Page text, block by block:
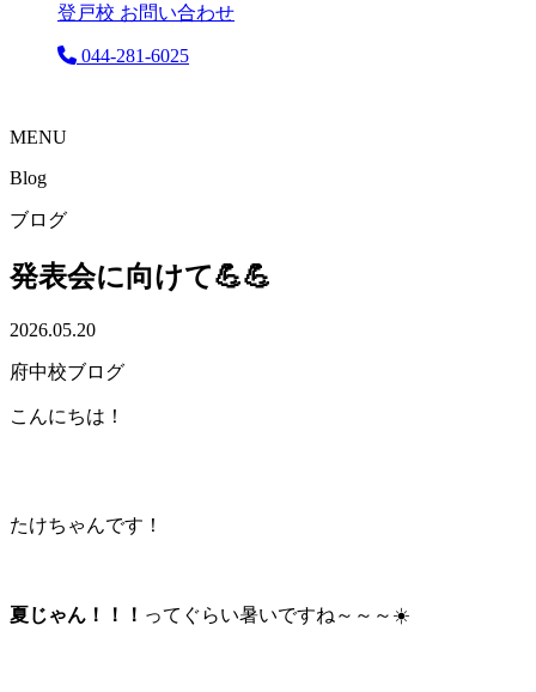
登戸校 お問い合わせ
044-281-6025
MENU
Blog
ブログ
発表会に向けて💪💪
2026.05.20
府中校ブログ
こんにちは！
たけちゃんです！
夏じゃん！！！ ってぐらい暑いですね～～～☀️